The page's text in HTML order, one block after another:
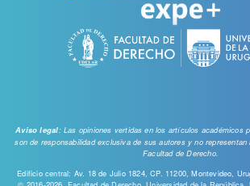
Aviso legal: Las opiniones vertidas en los artículos académicos
son de responsabilidad exclusiva de sus autores y no
Facultad de Derecho.
Edificio central: Av. 18 de Julio 1824, CP. 11200, Montevideo,